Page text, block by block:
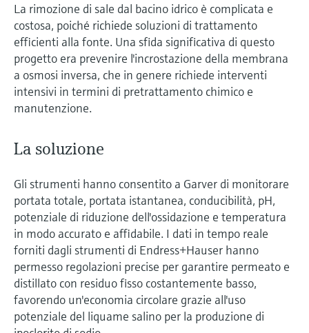
La rimozione di sale dal bacino idrico è complicata e
costosa, poiché richiede soluzioni di trattamento
efficienti alla fonte. Una sfida significativa di questo
progetto era prevenire l'incrostazione della membrana
a osmosi inversa, che in genere richiede interventi
intensivi in termini di pretrattamento chimico e
manutenzione.
La soluzione
Gli strumenti hanno consentito a Garver di monitorare
portata totale, portata istantanea, conducibilità, pH,
potenziale di riduzione dell'ossidazione e temperatura
in modo accurato e affidabile. I dati in tempo reale
forniti dagli strumenti di Endress+Hauser hanno
permesso regolazioni precise per garantire permeato e
distillato con residuo fisso costantemente basso,
favorendo un'economia circolare grazie all'uso
potenziale del liquame salino per la produzione di